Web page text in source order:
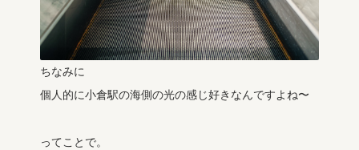
ちなみに
個人的に小倉駅の海側の光の感じ好きなんですよね〜
ってことで。